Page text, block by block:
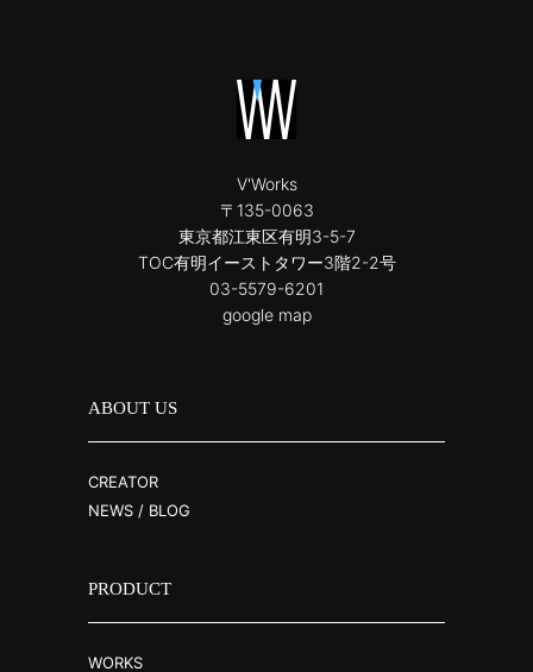
V'Works
〒135-0063
東京都江東区有明3-5-7
TOC有明イーストタワー3階2-2号
03-5579-6201
google map
ABOUT US
CREATOR
NEWS / BLOG
PRODUCT
WORKS